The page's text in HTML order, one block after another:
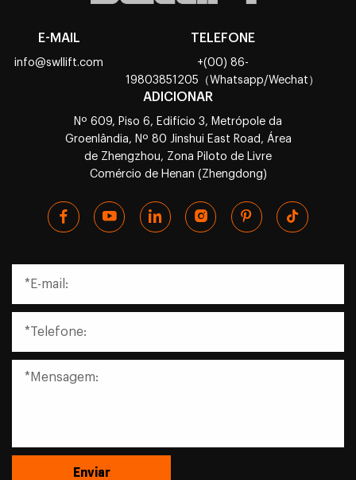
E-MAIL
info@swllift.com
TELEFONE
+(00) 86-
19803851205（Whatsapp/Wechat）
ADICIONAR
Nº 609, Piso 6, Edifício 3, Metrópole da
Groenlândia, Nº 80 Jinshui East Road, Área
de Zhengzhou, Zona Piloto de Livre
Comércio de Henan (Zhengdong)